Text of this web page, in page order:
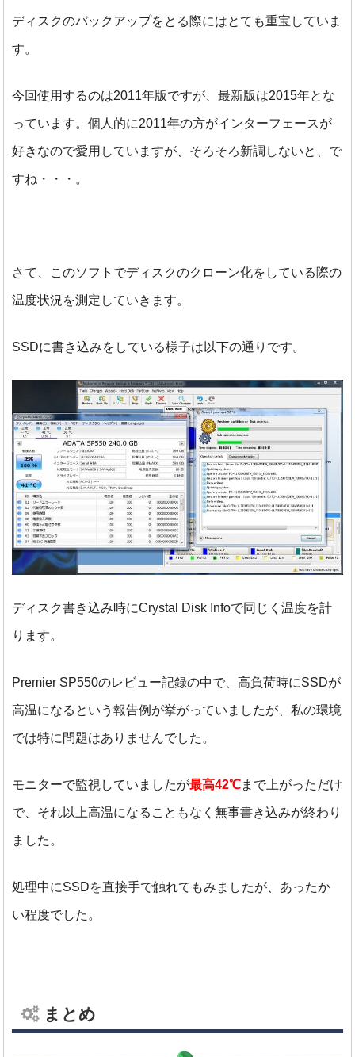
ディスクのバックアップをとる際にはとても重宝していま
す。
今回使用するのは2011年版ですが、最新版は2015年とな
っています。個人的に2011年の方がインターフェースが
好きなので愛用していますが、そろそろ新調しないと、で
すね・・・。
さて、このソフトでディスクのクローン化をしている際の
温度状況を測定していきます。
SSDに書き込みをしている様子は以下の通りです。
ディスク書き込み時にCrystal Disk Infoで同じく温度を計
ります。
Premier SP550のレビュー記録の中で、高負荷時にSSDが
高温になるという報告例が挙がっていましたが、私の環境
では特に問題はありませんでした。
モニターで監視していましたが最高42℃まで上がっただけ
で、それ以上高温になることもなく無事書き込みが終わり
ました。
処理中にSSDを直接手で触れてもみましたが、あったか
い程度でした。
まとめ